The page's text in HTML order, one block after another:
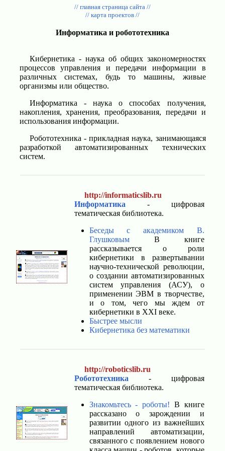
// главная страница сайта //
// карта проектов //
Информатика и робототехника
Кибернетика - наука об общих закономерностях
процессов управления и передачи информации в
различных системах, будь то машины, живые
организмы или общество.
Информатика - наука о способах получения,
накопления, хранения, преобразования, передачи и
использования информации.
Робототехника - прикладная наука, занимающаяся
разработкой автоматизированных технических
систем.
http://informaticslib.ru
Информатика - цифровая
тематическая библиотека.
Беседы с академиком В.
ГлушковымВ книге
рассказывается о роли
кибернетики в развертывании
научно-технической революции,
о создании автоматизированных
систем управления (АСУ), о
применении ЭВМ в творчестве,
и о том, чего мы ждем от
кибернетики в XXI веке.
Быстрее мысли
Кибернетика без математики
http://roboticslib.ru
Робототехника - цифровая
тематическая библиотека.
Знакомьтесь - роботы! В книге
рассказано о зарождении и
развитии одного из важнейших
направлений автоматизации,
связанного с появлением нового